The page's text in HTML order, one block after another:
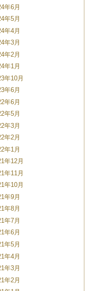
年6月
年5月
年4月
年3月
年2月
年1月
年10月
年6月
年6月
年5月
年3月
年2月
年1月
年12月
年11月
年10月
年9月
年8月
年7月
年6月
年5月
年4月
年3月
年2月